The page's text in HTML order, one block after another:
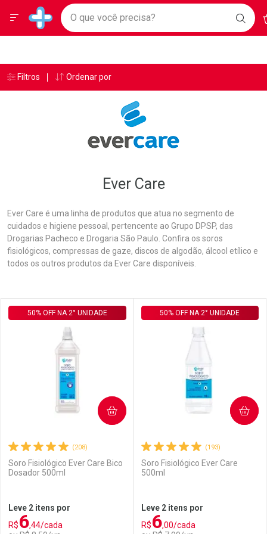
Drogarias Pacheco
Baixe nosso APP e aproveite Ofertas Exclusivas!
O
Ir direto para a home
pela página
Ir direto para o conteúdo
Ir direto para a busca
Ir direto para a ajuda
Ir direto para a notificações
Faça a sua busca
O que você precisa?
Menu
Breadcrumb
Drogarias Pacheco Ever Care
Ever Care
Ever Care é uma linha de produtos que atua no segmento de
cuidados e higiene pessoal, pertencente ao Grupo DPSP, das
Drogarias Pacheco e Drogaria São Paulo. Confira os soros
fisiológicos, compressas de gaze, discos de algodão, álcool etílico e
todos os outros produtos da Ever Care disponíveis.
Prateleira
(208)
Soro Fisiológico Ever Care Bico
Dosador 500ml
50% OFF NA 2° UNIDADE
Leve 2 itens por
R$6,44/cada
COMPRAR
(193)
Soro Fisiológico Ever Care
500ml
50% OFF NA 2° UNIDADE
Leve 2 itens por
R$6,00/cada
COMPRAR
Âncoras
Filtros Ordenar por